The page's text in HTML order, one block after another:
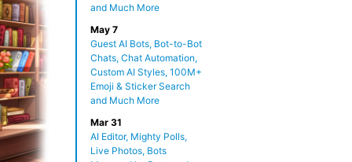
and Much More
May 7
Guest AI Bots, Bot-to-Bot
Chats, Chat Automation,
Custom AI Styles, 100M+
Emoji & Sticker Search
and Much More
Mar 31
AI Editor, Mighty Polls,
Live Photos, Bots